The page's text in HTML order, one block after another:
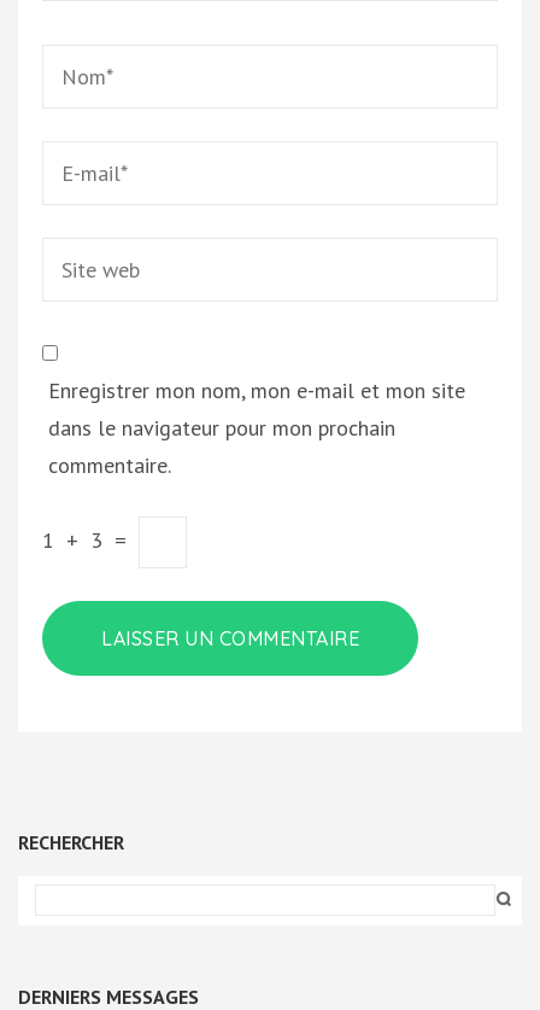
Enregistrer mon nom, mon e-mail et mon site
dans le navigateur pour mon prochain
commentaire.
1 + 3 =
RECHERCHER
DERNIERS MESSAGES